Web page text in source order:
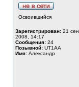
Освоившийся
Зарегистрирован: 21 сен
2008, 14:17
Сообщения: 24
Позывной: UT1AA
Имя: Александр